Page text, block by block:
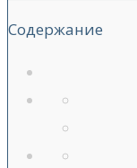
Содержание